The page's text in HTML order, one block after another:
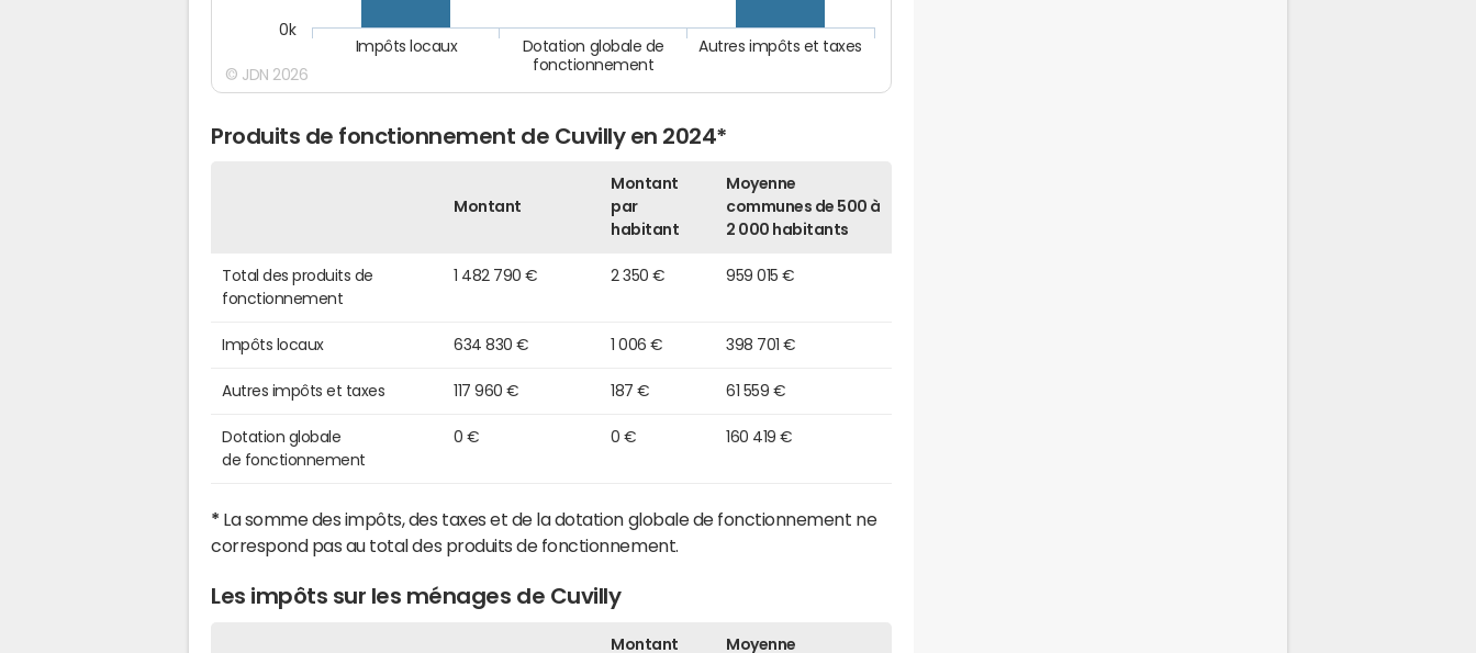
Autres impôts et taxes
Dotation globale de
fonctionnement
Impôts locaux
0k
© JDN 2026
Produits de fonctionnement de Cuvilly en 2024*
Montant
Montant
par
habitant
Moyenne
communes de 500 à
2 000 habitants
Total des produits de
fonctionnement
1 482 790 € 2 350 € 959 015 €
Impôts locaux 634 830 € 1 006 € 398 701 €
Autres impôts et taxes 117 960 € 187 € 61 559 €
Dotation globale
de fonctionnement
0 € 0 € 160 419 €
* La somme des impôts, des taxes et de la dotation globale de fonctionnement ne
correspond pas au total des produits de fonctionnement.
Les impôts sur les ménages de Cuvilly
Montant
Moyenne